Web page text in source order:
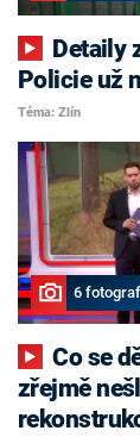
Policie už
Téma: Zlín
6
Co se dělo v chatě ve Žlutavě? O znásilnění
zřejmě